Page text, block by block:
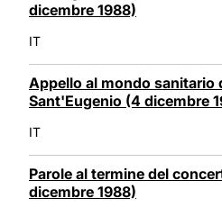
dicembre 1988)
IT
Appello al mondo sanitario
Sant'Eugenio (4 dicembre
IT
Parole al termine del
dicembre 1988)